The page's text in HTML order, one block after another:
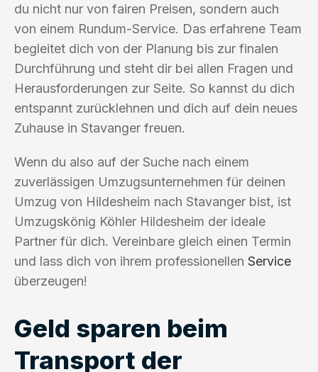
du nicht nur von fairen Preisen, sondern auch
von einem Rundum-Service. Das erfahrene Team
begleitet dich von der Planung bis zur finalen
Durchführung und steht dir bei allen Fragen und
Herausforderungen zur Seite. So kannst du dich
entspannt zurücklehnen und dich auf dein neues
Zuhause in Stavanger freuen.
Wenn du also auf der Suche nach einem
zuverlässigen Umzugsunternehmen für deinen
Umzug von Hildesheim nach Stavanger bist, ist
Umzugskönig Köhler Hildesheim der ideale
Partner für dich. Vereinbare gleich einen Termin
und lass dich von ihrem professionellen Service
überzeugen!
Geld sparen beim
Transport der